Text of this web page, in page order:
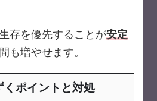
存を優先することが安定
も増やせます。
くポイントと対処